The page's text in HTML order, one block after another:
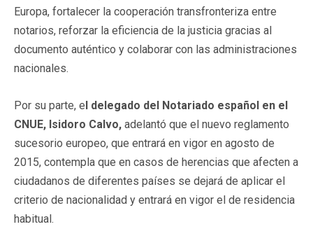
Europa, fortalecer la cooperación transfronteriza entre
notarios, reforzar la eficiencia de la justicia gracias al
documento auténtico y colaborar con las administraciones
nacionales.
Por su parte, el delegado del Notariado español en el
CNUE, Isidoro Calvo, adelantó que el nuevo reglamento
sucesorio europeo, que entrará en vigor en agosto de
2015, contempla que en casos de herencias que afecten a
ciudadanos de diferentes países se dejará de aplicar el
criterio de nacionalidad y entrará en vigor el de residencia
habitual.